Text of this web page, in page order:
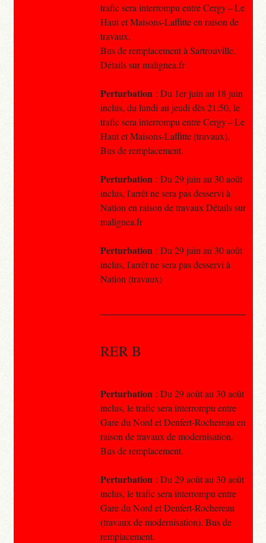
trafic sera interrompu entre Cergy – Le
Haut et Maisons-Laffitte en raison de
travaux.
Bus de remplacement à Sartrouville.
Détails sur malignea.fr
Perturbation : Du 1er juin au 18 juin
inclus, du lundi au jeudi dès 21:50, le
trafic sera interrompu entre Cergy – Le
Haut et Maisons-Laffitte (travaux).
Bus de remplacement.
Perturbation : Du 29 juin au 30 août
inclus, l'arrêt ne sera pas desservi à
Nation en raison de travaux Détails sur
malignea.fr
Perturbation : Du 29 juin au 30 août
inclus, l'arrêt ne sera pas desservi à
Nation (travaux)
RER B
Perturbation : Du 29 août au 30 août
inclus, le trafic sera interrompu entre
Gare du Nord et Denfert-Rochereau en
raison de travaux de modernisation.
Bus de remplacement.
Perturbation : Du 29 août au 30 août
inclus, le trafic sera interrompu entre
Gare du Nord et Denfert-Rochereau
(travaux de modernisation). Bus de
remplacement.